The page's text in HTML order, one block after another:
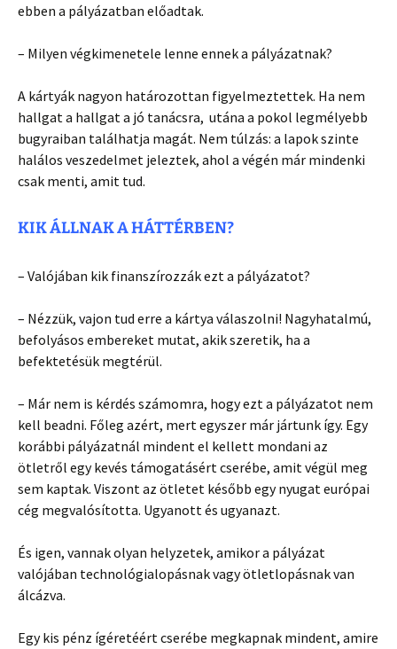
ebben a pályázatban előadtak.
– Milyen végkimenetele lenne ennek a pályázatnak?
A kártyák nagyon határozottan figyelmeztettek. Ha nem
hallgat a hallgat a jó tanácsra, utána a pokol legmélyebb
bugyraiban találhatja magát. Nem túlzás: a lapok szinte
halálos veszedelmet jeleztek, ahol a végén már mindenki
csak menti, amit tud.
KIK ÁLLNAK A HÁTTÉRBEN?
– Valójában kik finanszírozzák ezt a pályázatot?
– Nézzük, vajon tud erre a kártya válaszolni! Nagyhatalmú,
befolyásos embereket mutat, akik szeretik, ha a
befektetésük megtérül.
– Már nem is kérdés számomra, hogy ezt a pályázatot nem
kell beadni. Főleg azért, mert egyszer már jártunk így. Egy
korábbi pályázatnál mindent el kellett mondani az
ötletről egy kevés támogatásért cserébe, amit végül meg
sem kaptak. Viszont az ötletet később egy nyugat európai
cég megvalósította. Ugyanott és ugyanazt.
És igen, vannak olyan helyzetek, amikor a pályázat
valójában technológialopásnak vagy ötletlopásnak van
álcázva.
Egy kis pénz ígéretéért cserébe megkapnak mindent, amire